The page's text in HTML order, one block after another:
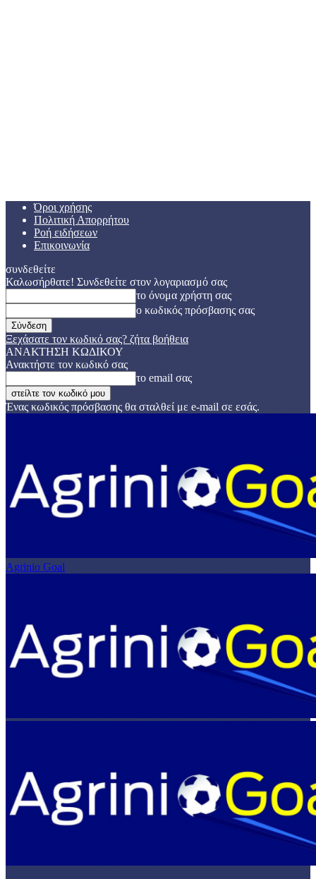
Όροι χρήσης
Πολιτική Απορρήτου
Ροή ειδήσεων
Επικοινωνία
συνδεθείτε
Καλωσήρθατε! Συνδεθείτε στον λογαριασμό σας
το όνομα χρήστη σας
ο κωδικός πρόσβασης σας
Ξεχάσατε τον κωδικό σας? ζήτα βοήθεια
ΑΝΑΚΤΗΣΗ ΚΩΔΙΚΟΥ
Ανακτήστε τον κωδικό σας
το email σας
Ένας κωδικός πρόσβασης θα σταλθεί με e-mail σε εσάς.
Agrinio Goal